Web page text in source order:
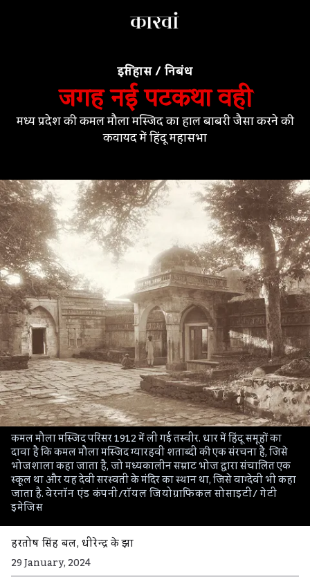
इतिहास/निबंध
जगह नई पटकथा वही
मध्य प्रदेश की कमल मौला मस्जिद का हाल बाबरी जैसा करने की
कवायद में हिंदू महासभा
कमल मौला मस्जिद परिसर 1912 में ली गई तस्वीर. धार में हिंदू समूहों का
दावा है कि कमल मौला मस्जिद ग्यारहवीं शताब्दी की एक संरचना है, जिसे
भोजशाला कहा जाता है, जो मध्यकालीन सम्राट भोज द्वारा संचालित एक
स्कूल था और यह देवी सरस्वती के मंदिर का स्थान था, जिसे वाग्देवी भी कहा
जाता है.वेरनॉन एंड कंपनी/रॉयल जियोग्राफिकल सोसाइटी/ गेटी
इमेजिस
हरतोष सिंह बल,धीरेन्द्र के झा
29 January, 2024